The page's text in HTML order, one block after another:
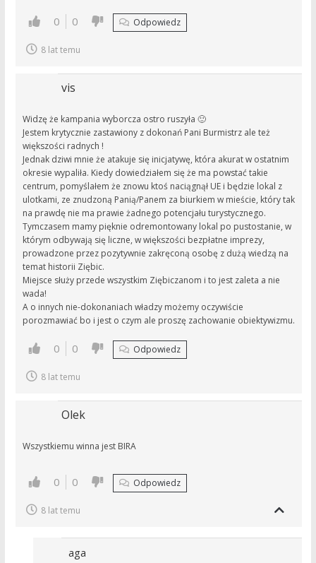
0 0 Odpowiedz
8 lat temu
vis
Widzę że kampania wyborcza ostro ruszyła 🙂
Jestem krytycznie zastawiony z dokonań Pani Burmistrz ale też
większości radnych !
Jednak dziwi mnie że atakuje się inicjatywę, która akurat w ostatnim
okresie wypaliła. Kiedy dowiedziałem się że ma powstać takie
centrum, pomyślałem że znowu ktoś naciągnął UE i będzie lokal z
ulotkami, ze znudzoną Panią/Panem za biurkiem w mieście, który tak
na prawdę nie ma prawie żadnego potencjału turystycznego.
Tymczasem mamy pięknie odremontowany lokal po pustostanie, w
którym odbywają się liczne, w większości bezpłatne imprezy,
prowadzone przez pozytywnie zakręconą osobę z dużą wiedzą na
temat historii Ziębic.
Miejsce służy przede wszystkim Ziębiczanom i to jest zaleta a nie
wada!
A o innych nie-dokonaniach władzy możemy oczywiście
porozmawiać bo i jest o czym ale proszę zachowanie obiektywizmu.
0 0 Odpowiedz
8 lat temu
Olek
Wszystkiemu winna jest BIRA
0 0 Odpowiedz
8 lat temu
aga